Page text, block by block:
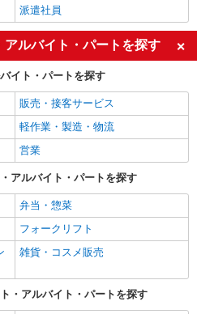
派遣社員
ルバイト・パートを探す
イト・パートを探す
販売・接客サービス
軽作業・製造・物流
営業
アルバイト・パートを探す
弁当・惣菜
フォークリフト
雑貨・コスメ販売
・アルバイト・パートを探す